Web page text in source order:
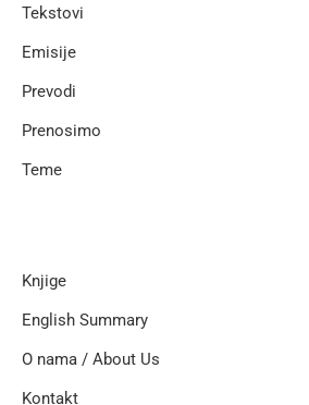
Tekstovi
Emisije
Prevodi
Prenosimo
Teme
Knjige
English Summary
O nama / About Us
Kontakt